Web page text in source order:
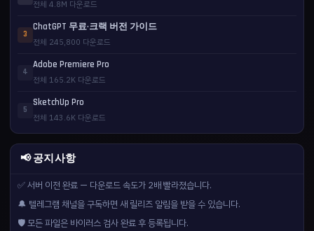
전체 4.8M 다운로드
3
ChatGPT 무료·크랙 버전 가이드
전체 245,800 다운로드
4
Adobe Premiere Pro
전체 165.2K 다운로드
5
SketchUp Pro
전체 143.6K 다운로드
📢 공지사항
✅ 서버 이전 완료 — 다운로드 속도가 2배 빨라졌습니다.
🔔 텔레그램 채널을 구독하면 새 릴리즈 알림을 받을 수 있습니다.
🛡️ 모든 파일은 바이러스 검사 완료 후 등록됩니다.